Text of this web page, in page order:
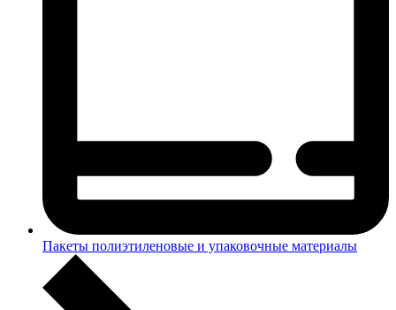
Пакеты полиэтиленовые и упаковочные материалы